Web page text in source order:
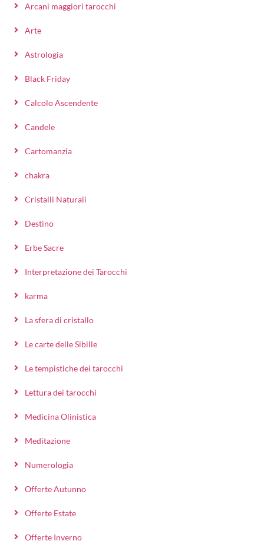
Arcani maggiori tarocchi
Arte
Astrologia
Black Friday
Calcolo Ascendente
Candele
Cartomanzia
chakra
Cristalli Naturali
Destino
Erbe Sacre
Interpretazione dei Tarocchi
karma
La sfera di cristallo
Le carte delle Sibille
Le tempistiche dei tarocchi
Lettura dei tarocchi
Medicina Olinistica
Meditazione
Numerologia
Offerte Autunno
Offerte Estate
Offerte Inverno